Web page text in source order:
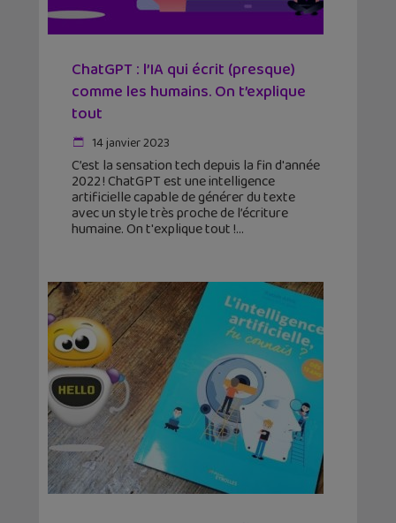
ChatGPT : l’IA qui écrit (presque)
comme les humains. On t’explique
tout
14 janvier 2023
C’est la sensation tech depuis la fin d'année
2022 ! ChatGPT est une intelligence
artificielle capable de générer du texte
avec un style très proche de l’écriture
humaine. On t'explique tout !